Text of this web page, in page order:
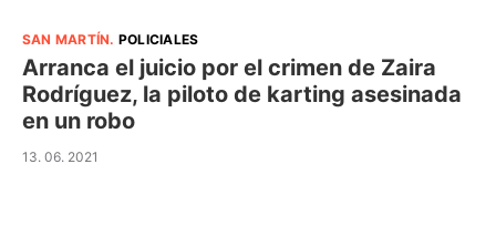
SAN MARTÍN. POLICIALES
Arranca el juicio por el crimen de Zaira
Rodríguez, la piloto de karting asesinada
en un robo
13. 06. 2021